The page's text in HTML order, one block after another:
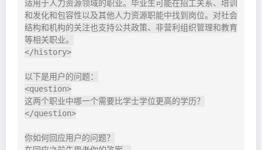
适用于人力资源领域的职业。毕业生可能在招工关系、培训
和发化和包容性以及其他人力资源职能中找到岗位。对社会
结构和机构的关注也支持公共政策、非营利组织管理和教育
等相关职业。
</history>
以下是用户的问题：
<question>
这两个职业中哪一个需要比学士学位更高的学历？
</question>
你如何回应用户的问题？